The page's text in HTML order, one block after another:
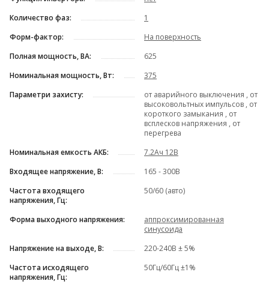
Количество фаз:
1
Форм-фактор:
На поверхность
Полная мощность, ВА:
625
Номинальная мощность, Вт:
375
Параметри захисту:
от аварийного выключения , от
высоковольтных импульсов , от
короткого замыкания , от
всплесков напряжения , от
перегрева
Номинальная емкость АКБ:
7.2Ач 12В
Входящее напряжение, В:
165 - 300В
Частота входящего
напряжения, Гц:
50/60 (авто)
Форма выходного напряжения:
аппроксимированная
синусоида
Напряжение на выходе, В:
220-240В ± 5%
Частота исходящего
напряжения, Гц:
50Гц/60Гц ±1%